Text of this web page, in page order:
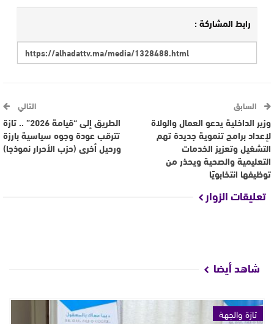
رابط المشاركة :
السابق
وزير الداخلية يدعو العمال والولاة
لإعداد برامج تنموية جديدة تهم
التشغيل وتعزيز الخدمات
التعليمية والصحية ويحذر من
توظيفها انتخابويًا
التالي
الطريق إلى “قيامة 2026” .. تازة
تترقب عودة وجوه سياسية بارزة
ورحيل أخرى (حزب الأحرار نموذجا)
تعليقات الزوار
شاهد أيضا
تازة والجهة